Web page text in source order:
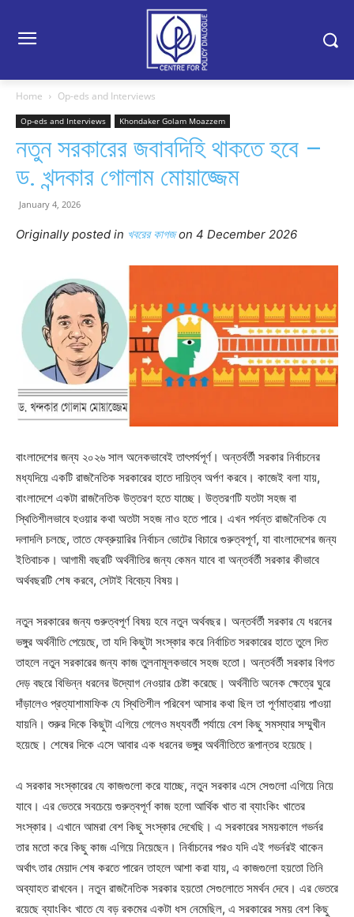
Home Op-eds and Interviews
Op-eds and Interviews Khondaker Golam Moazzem
নতুন সরকারের জবাবদিহি থাকতে হবে –
ড. খন্দকার গোলাম মোয়াজ্জেম
January 4, 2026
Originally posted in খবরের কাগজon 4 December 2026
বাংলাদেশের জন্য ২০২৬ সাল অনেকভাবেই তাৎপর্যপূর্ণ। অন্তর্বর্তী সরকার নির্বাচনের
মধ্যদিয়ে একটি রাজনৈতিক সরকারের হাতে দায়িত্ব অর্পণ করবে। কাজেই বলা যায়,
বাংলাদেশে একটা রাজনৈতিক উত্তরণ হতে যাচ্ছে। উত্তরণটি যতটা সহজ বা
স্থিতিশীলভাবে হওয়ার কথা অতটা সহজ নাও হতে পারে। এখন পর্যন্ত রাজনৈতিক যে
দলাদলি চলছে, তাতে ফেব্রুয়ারির নির্বাচন ভোটের বিচারে গুরুত্বপূর্ণ, যা বাংলাদেশের জন্য
ইতিবাচক। আগামী বছরটি অর্থনীতির জন্য কেমন যাবে বা অন্তর্বর্তী সরকার কীভাবে
অর্থবছরটি শেষ করবে, সেটাই বিবেচ্য বিষয়।
নতুন সরকারের জন্য গুরুত্বপূর্ণ বিষয় হবে নতুন অর্থবছর। অন্তর্বর্তী সরকার যে ধরনের
ভঙ্গুর অর্থনীতি পেয়েছে, তা যদি কিছুটা সংস্কার করে নির্বাচিত সরকারের হাতে তুলে দিত
তাহলে নতুন সরকারের জন্য কাজ তুলনামূলকভাবে সহজ হতো। অন্তর্বর্তী সরকার বিগত
দেড় বছরে বিভিন্ন ধরনের উদ্যোগ নেওয়ার চেষ্টা করেছে। অর্থনীতি অনেক ক্ষেত্রে ঘুরে
দাঁড়ালেও প্রত্যাশামাফিক যে স্থিতিশীল পরিবেশ আসার কথা ছিল তা পূর্ণমাত্রায় পাওয়া
যায়নি। শুরুর দিকে কিছুটা এগিয়ে গেলেও মধ্যবর্তী পর্যায়ে বেশ কিছু সমস্যার সম্মুখীন
হয়েছে। শেষের দিকে এসে আবার এক ধরনের ভঙ্গুর অর্থনীতিতে রূপান্তর হয়েছে।
এ সরকার সংস্কারের যে কাজগুলো করে যাচ্ছে, নতুন সরকার এসে সেগুলো এগিয়ে নিয়ে
যাবে। এর ভেতরে সবচেয়ে গুরুত্বপূর্ণ কাজ হলো আর্থিক খাত বা ব্যাংকিং খাতের
সংস্কার। এখানে আমরা বেশ কিছু সংস্কার দেখেছি। এ সরকারের সময়কালে গভর্নর
তার মতো করে কিছু কাজ এগিয়ে নিয়েছেন। নির্বাচনের পরও যদি এই গভর্নরই থাকেন
অর্থাৎ তার মেয়াদ শেষ করতে পারেন তাহলে আশা করা যায়, এ কাজগুলো হয়তো তিনি
অব্যাহত রাখবেন। নতুন রাজনৈতিক সরকার হয়তো সেগুলোতে সমর্থন দেবে। এর ভেতরে
রয়েছে ব্যাংকিং খাতে যে বড় রকমের একটা ধস নেমেছিল, এ সরকারের সময় বেশ কিছু